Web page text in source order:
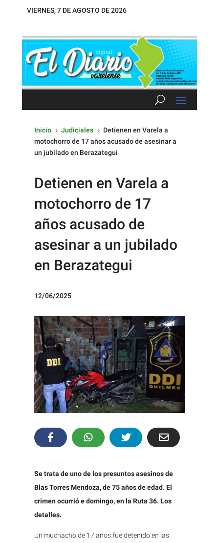
VIERNES, 7 DE AGOSTO DE 2026
Inicio 5 Judiciales 5 Detienen en Varela a
motochorro de 17 años acusado de asesinar a
un jubilado en Berazategui
Detienen en Varela a
motochorro de 17
años acusado de
asesinar a un jubilado
en Berazategui
12/06/2025
Se trata de uno de los presuntos asesinos de
Blas Torres Mendoza, de 75 años de edad. El
crimen ocurrió e domingo, en la Ruta 36. Los
detalles.
Un muchacho de 17 años fue detenido en las